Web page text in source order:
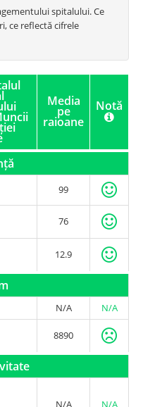
spitalului. Ce
ce reflectă cifrele
Media
pe
raioane
Notă
99
76
12.9
N/A
N/A
8890
N/A N/A